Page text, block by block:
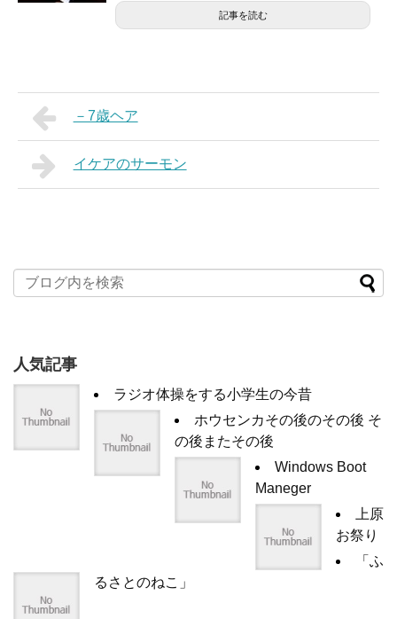
記事を読む
－7歳ヘア
イケアのサーモン
人気記事
ラジオ体操をする小学生の今昔
ホウセンカその後のその後 そ
の後またその後
Windows Boot
Maneger
上原
お祭り
「ふ
るさとのねこ」